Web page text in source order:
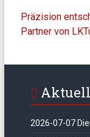
Präzision
Partner von
2026-07-07